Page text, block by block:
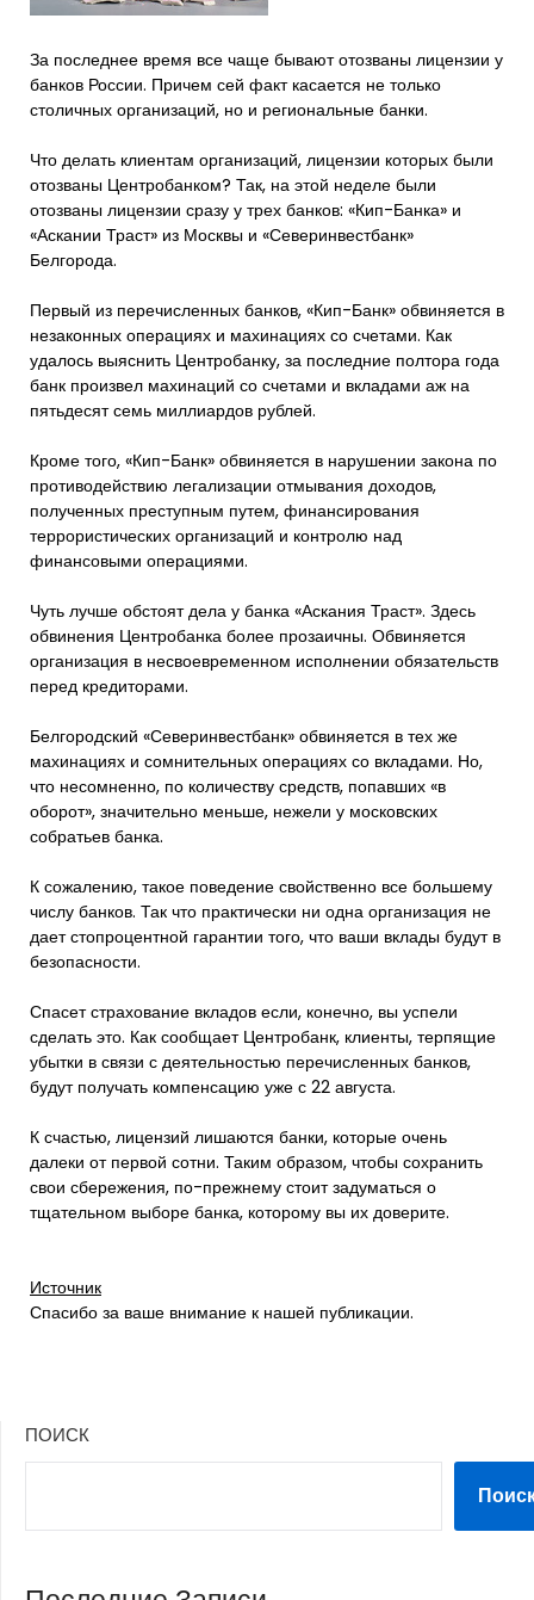
За последнее время все чаще бывают отозваны лицензии у
банков России. Причем сей факт касается не только
столичных организаций, но и региональные банки.
Что делать клиентам организаций, лицензии которых были
отозваны Центробанком? Так, на этой неделе были
отозваны лицензии сразу у трех банков: «Кип-Банка» и
«Аскании Траст» из Москвы и «Северинвестбанк»
Белгорода.
Первый из перечисленных банков, «Кип-Банк» обвиняется в
незаконных операциях и махинациях со счетами. Как
удалось выяснить Центробанку, за последние полтора года
банк произвел махинаций со счетами и вкладами аж на
пятьдесят семь миллиардов рублей.
Кроме того, «Кип-Банк» обвиняется в нарушении закона по
противодействию легализации отмывания доходов,
полученных преступным путем, финансирования
террористических организаций и контролю над
финансовыми операциями.
Чуть лучше обстоят дела у банка «Аскания Траст». Здесь
обвинения Центробанка более прозаичны. Обвиняется
организация в несвоевременном исполнении обязательств
перед кредиторами.
Белгородский «Северинвестбанк» обвиняется в тех же
махинациях и сомнительных операциях со вкладами. Но,
что несомненно, по количеству средств, попавших «в
оборот», значительно меньше, нежели у московских
собратьев банка.
К сожалению, такое поведение свойственно все большему
числу банков. Так что практически ни одна организация не
дает стопроцентной гарантии того, что ваши вклады будут в
безопасности.
Спасет страхование вкладов если, конечно, вы успели
сделать это. Как сообщает Центробанк, клиенты, терпящие
убытки в связи с деятельностью перечисленных банков,
будут получать компенсацию уже с 22 августа.
К счастью, лицензий лишаются банки, которые очень
далеки от первой сотни. Таким образом, чтобы сохранить
свои сбережения, по-прежнему стоит задуматься о
тщательном выборе банка, которому вы их доверите.
Источник
Спасибо за ваше внимание к нашей публикации.
ПОИСК